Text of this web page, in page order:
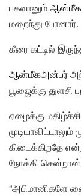
பகவானும்
மறைந்து போனார்.
கீரை கட்டில்
ஆன்மீகஅன்பர்
பூஜைக்கு துளசி
ஏழைக்கு
கிடைக்கிறதே
நோக்கி
“அபிமானிகளே